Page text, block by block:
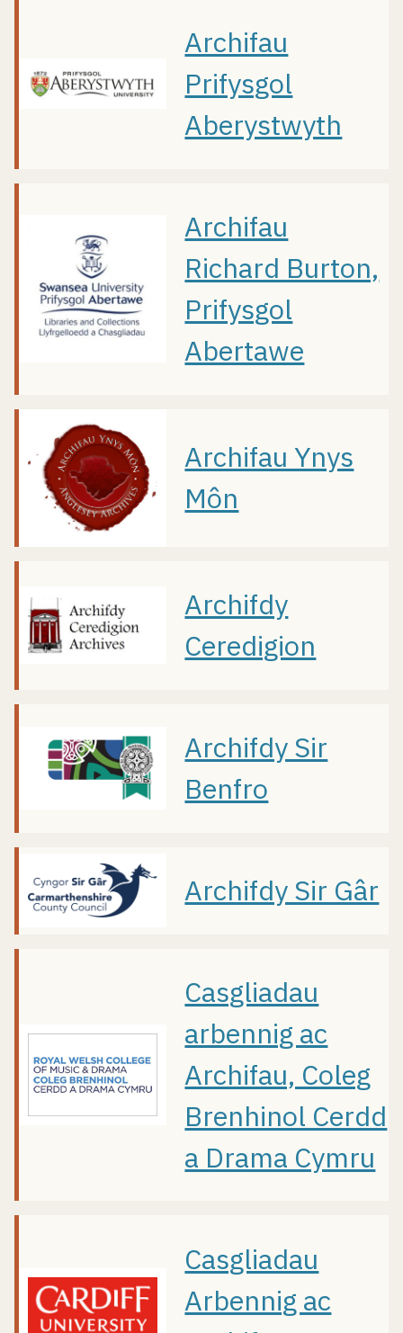
Archifau
Prifysgol
Aberystwyth
Archifau
Richard Burton,
Prifysgol
Abertawe
Archifau Ynys
Môn
Archifdy
Ceredigion
Archifdy Sir
Benfro
Archifdy Sir Gâr
Casgliadau
arbennig ac
Archifau, Coleg
Brenhinol Cerdd
a Drama Cymru
Casgliadau
Arbennig ac